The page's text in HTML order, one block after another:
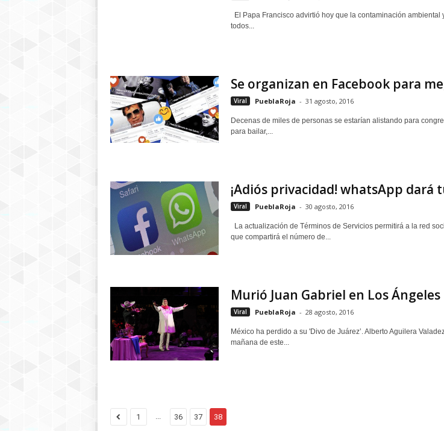
El Papa Francisco advirtió hoy que la contaminación ambiental
todos...
Se organizan en Facebook para
Viral PueblaRoja - 31 agosto, 2016
Decenas de miles de personas se estarían alistando para
para bailar,...
¡Adiós privacidad! whatsApp dará
Viral PueblaRoja - 30 agosto, 2016
La actualización de Términos de Servicios permitirá a la red
que compartirá el número de...
Murió Juan Gabriel en Los Ángeles
Viral PueblaRoja - 28 agosto, 2016
México ha perdido a su 'Divo de Juárez’. Alberto Aguilera
mañana de este...
1 ... 36 37 38